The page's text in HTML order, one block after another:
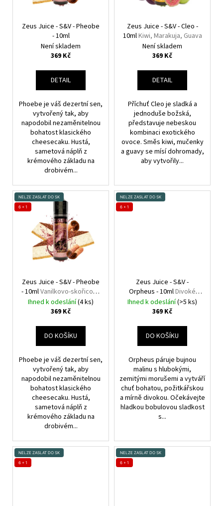
Zeus Juice - S&V - Pheobe
- 10ml
Není skladem
369 Kč
DETAIL
Phoebe je váš dezertní sen,
vytvořený tak, aby
napodobil nezaměnitelnou
bohatost klasického
cheesecaku. Hustá,
sametová náplň z
krémového základu na
drobivém...
Zeus Juice - S&V - Cleo -
10mlKiwi, Marakuja, Guava
Není skladem
369 Kč
DETAIL
Příchuť Cleo je sladká a
jednoduše božská,
představuje nebeskou
kombinaci exotického
ovoce. Směs kiwi, mučenky
a guavy se mísí dohromady,
aby vytvořily...
NELZE ZASLAT DO SK
6 + 1
Zeus Juice - S&V - Pheobe
- 10mlVanilkovo-skořicový
cheesecake
Ihned k odeslání(4 ks)
369 Kč
DO KOŠÍKU
Phoebe je váš dezertní sen,
vytvořený tak, aby
napodobil nezaměnitelnou
bohatost klasického
cheesecaku. Hustá,
sametová náplň z
krémového základu na
drobivém...
NELZE ZASLAT DO SK
6 + 1
Zeus Juice - S&V -
Orpheus - 10mlDivoké
maliny s moruší
Ihned k odeslání(>5 ks)
369 Kč
DO KOŠÍKU
Orpheus páruje bujnou
malinu s hlubokými,
zemitými morušemi a vytváří
chuť bohatou, požitkářskou
a mírně divokou. Očekávejte
hladkou bobulovou sladkost
s...
NELZE ZASLAT DO SK
6 + 1
NELZE ZASLAT DO SK
6 + 1